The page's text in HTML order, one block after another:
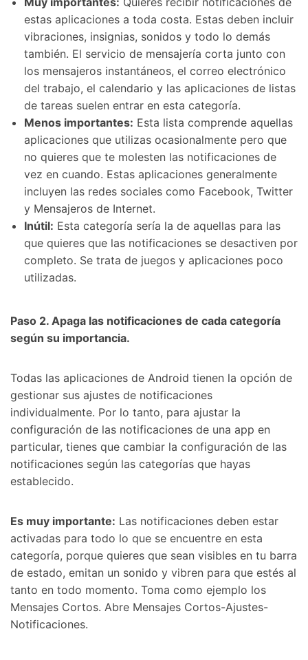
estas aplicaciones a toda costa. Estas deben incluir
vibraciones, insignias, sonidos y todo lo demás
también. El servicio de mensajería corta junto con
los mensajeros instantáneos, el correo electrónico
del trabajo, el calendario y las aplicaciones de listas
de tareas suelen entrar en esta categoría.
Menos importantes: Esta lista comprende aquellas
aplicaciones que utilizas ocasionalmente pero que
no quieres que te molesten las notificaciones de
vez en cuando. Estas aplicaciones generalmente
incluyen las redes sociales como Facebook, Twitter
y Mensajeros de Internet.
Inútil: Esta categoría sería la de aquellas para las
que quieres que las notificaciones se desactiven por
completo. Se trata de juegos y aplicaciones poco
utilizadas.
Paso 2. Apaga las notificaciones de cada categoría
según su importancia.
Todas las aplicaciones de Android tienen la opción de
gestionar sus ajustes de notificaciones
individualmente. Por lo tanto, para ajustar la
configuración de las notificaciones de una app en
particular, tienes que cambiar la configuración de las
notificaciones según las categorías que hayas
establecido.
Es muy importante: Las notificaciones deben estar
activadas para todo lo que se encuentre en esta
categoría, porque quieres que sean visibles en tu barra
de estado, emitan un sonido y vibren para que estés al
tanto en todo momento. Toma como ejemplo los
Mensajes Cortos. Abre Mensajes Cortos-Ajustes-
Notificaciones.